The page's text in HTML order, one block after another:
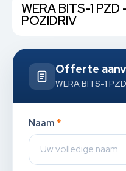
WERA BITS-1
POZIDRIV
Offerte
WERA BITS-1
Naam *